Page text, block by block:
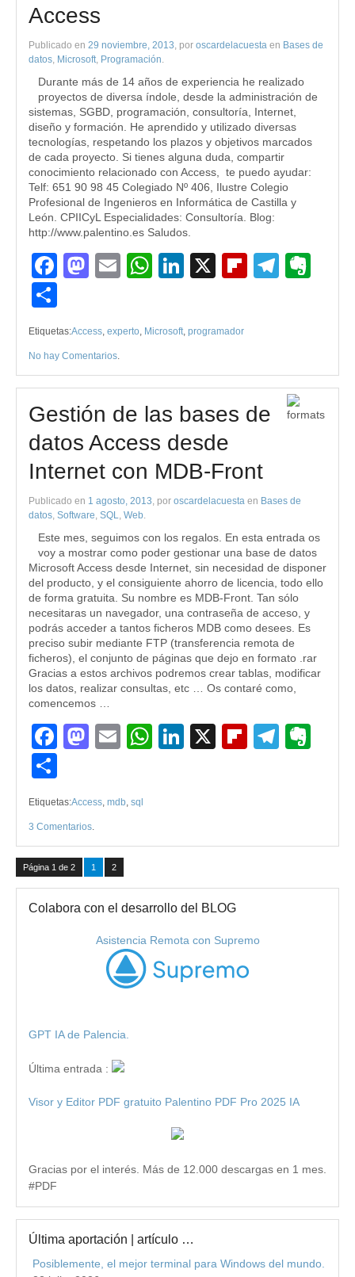
Access
Publicado en 29 noviembre, 2013, por oscardelacuesta en Bases de
datos, Microsoft, Programación.
Durante más de 14 años de experiencia he realizado
proyectos de diversa índole, desde la administración de
sistemas, SGBD, programación, consultoría, Internet,
diseño y formación. He aprendido y utilizado diversas
tecnologías, respetando los plazos y objetivos marcados
de cada proyecto. Si tienes alguna duda, compartir
conocimiento relacionado con Access, te puedo ayudar:
Telf: 651 90 98 45 Colegiado Nº 406, Ilustre Colegio
Profesional de Ingenieros en Informática de Castilla y
León. CPIICyL Especialidades: Consultoría. Blog:
http://www.palentino.es Saludos.
Facebook
Mastodon
EmailWhatsApp
LinkedIn
X Flipboard
Etiquetas:Access, experto, Microsoft, programador
No hay Comentarios.
Gestión de las bases de
datos Access desde
Internet con MDB-Front
Publicado en 1 agosto, 2013, por oscardelacuesta en Bases de
datos, Software, SQL, Web.
Este mes, seguimos con los regalos. En esta entrada os
voy a mostrar como poder gestionar una base de datos
Microsoft Access desde Internet, sin necesidad de disponer
del producto, y el consiguiente ahorro de licencia, todo ello
de forma gratuita. Su nombre es MDB-Front. Tan sólo
necesitaras un navegador, una contraseña de acceso, y
podrás acceder a tantos ficheros MDB como desees. Es
preciso subir mediante FTP (transferencia remota de
ficheros), el conjunto de páginas que dejo en formato .rar
Gracias a estos archivos podremos crear tablas, modificar
los datos, realizar consultas, etc … Os contaré como,
comencemos …
Facebook
Mastodon
EmailWhatsApp
LinkedIn
X Flipboard
Etiquetas:Access, mdb, sql
3 Comentarios.
Página 1 de 2 1 2
Colabora con el desarrollo del BLOG
Asistencia Remota con Supremo
GPT IA de Palencia.
Última entrada :
Visor y Editor PDF gratuito Palentino PDF Pro 2025 IA
Gracias por el interés. Más de 12.000 descargas en 1 mes.
#PDF
Última aportación | artículo …
Posiblemente, el mejor terminal para Windows del mundo.